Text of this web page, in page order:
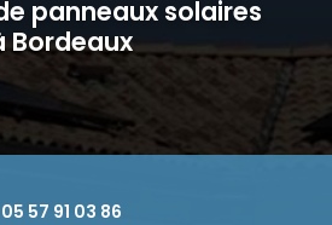
panneaux solaires
Bordeaux
05 57 91 03 86